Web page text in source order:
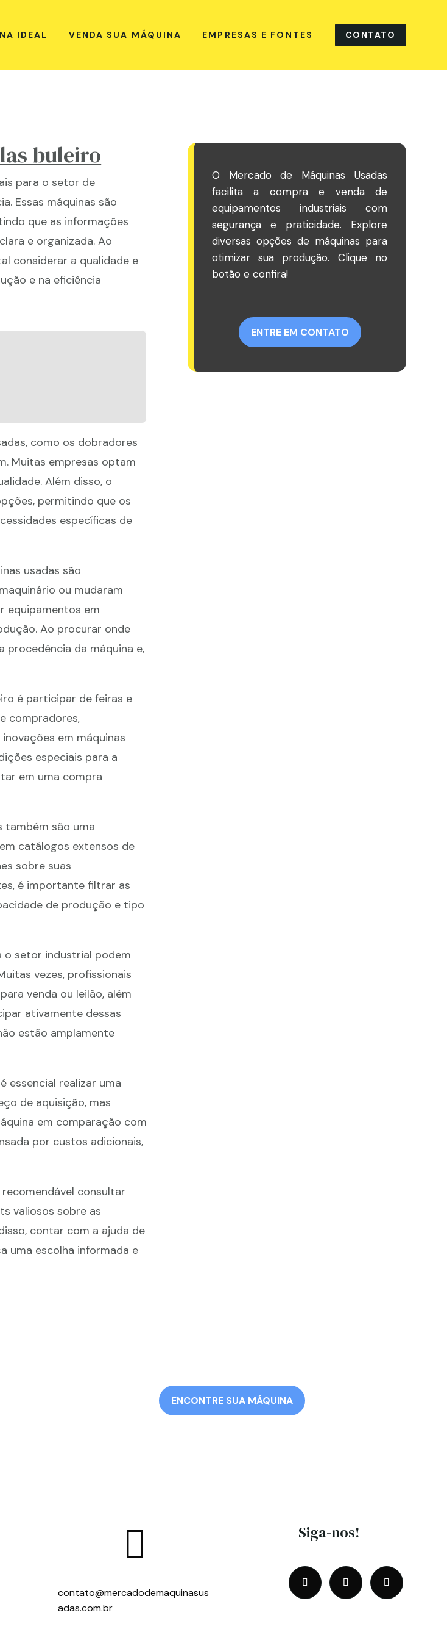
IDEAL VENDA SUA MÁQUINA EMPRESAS E FONTES CONTATO
buleiro
para o setor de
Essas máquinas são
que as informações
e organizada. Ao
considerar a qualidade e
e na eficiência
como os dobradores
Muitas empresas optam
Além disso, o
permitindo que os
específicas de
usadas são
ou mudaram
equipamentos em
Ao procurar onde
procedência da máquina e,
é participar de feiras e
compradores,
em máquinas
especiais para a
em uma compra
também são uma
catálogos extensos de
sobre suas
é importante filtrar as
de produção e tipo
o setor industrial podem
vezes, profissionais
venda ou leilão, além
ativamente dessas
estão amplamente
essencial realizar uma
de aquisição, mas
em comparação com
por custos adicionais,
recomendável consultar
valiosos sobre as
contar com a ajuda de
uma escolha informada e
O Mercado de Máquinas Usadas
facilita a compra e venda de
equipamentos industriais com
segurança e praticidade. Explore
diversas opções de máquinas para
otimizar sua produção. Clique no
botão e confira!
ENTRE EM CONTATO
ENCONTRE SUA MÁQUINA

contato@mercadodemaquinasus
adas.com.br
Siga-nos!